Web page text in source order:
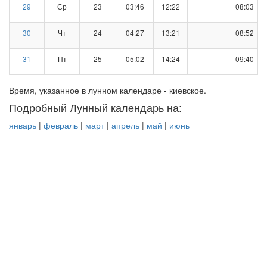
29 Ср 23 03:46 12:22 08:03
30 Чт 24 04:27 13:21 08:52
31 Пт 25 05:02 14:24 09:40
Время, указанное в лунном календаре - киевское.
Подробный Лунный календарь на:
январь | февраль | март| апрель | май | июнь